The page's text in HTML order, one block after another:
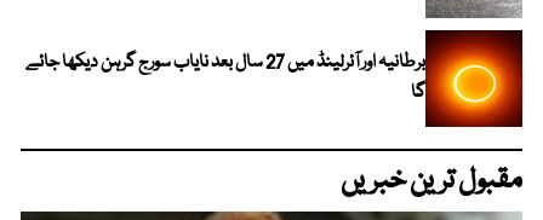
برطانیہ اور آئرلینڈ میں 27 سال بعد نایاب سورج گرہن دیکھا جائے
گا
مقبول ترین خبریں